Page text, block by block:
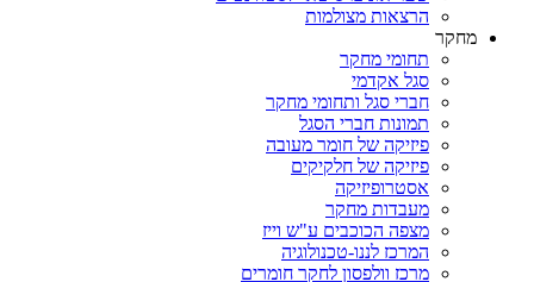
הרצאות מצולמות
מחקר
תחומי מחקר
סגל אקדמי
חברי סגל ותחומי מחקר
תמונות חברי הסגל
פיזיקה של חומר מעובה
פיזיקה של חלקיקים
אסטרופיזיקה
מעבדות מחקר
מצפה הכוכבים ע"ש וייז
המרכז לננו-טכנולוגיה
מרכז וולפסון לחקר חומרים